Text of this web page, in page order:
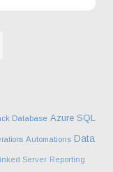
Database Azure SQL
Automations Data
Server Reporting